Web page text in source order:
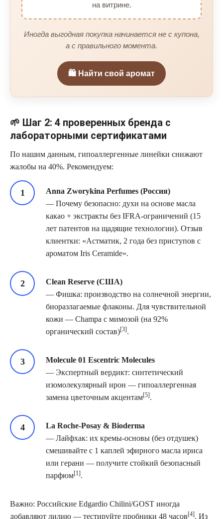
на витрине.
Иногда выгодная покупка начинается не с купона,
а с правильного момента.
🛍️ Найти свой аромат
🌱 Шаг 2: 4 проверенных бренда с
лабораторными сертификатами
По нашим данным, гипоаллергенные линейки снижают
жалобы на 40%. Рекомендуем:
Anna Zworykina Perfumes (Россия)
— Почему безопасно: духи на основе масла
какао + экстракты без IFRA-ограничений (15
лет патентов на щадящие технологии). Отзыв
клиентки: «Астматик, 2 года без приступов с
ароматом Iris Ceramide».
Clean Reserve (США)
— Фишка: производство на солнечной энергии,
биоразлагаемые флаконы. Для чувствительной
кожи — Champa с мимозой (на 92%
органический состав)[3].
Molecule 01 Escentric Molecules
— Экспертный вердикт: синтетический
изомолекулярный ирон — гипоаллергенная
замена цветочным акцентам[5].
La Roche-Posay & Bioderma
— Лайфхак: их кремы-основы (без отдушек)
смешивайте с 1 каплей эфирного масла ириса
или герани — получите стойкий безопасный
парфюм[1].
Важно: Российские Edgardio Chilini/GOST иногда
добавляют лилию — тестируйте пробники 48 часов[4]. Из